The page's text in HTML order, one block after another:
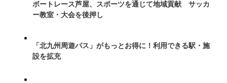
ボートレース芦屋、スポーツを通じて地域貢献 サッカ
ー教室・大会を後押し
「北九州周遊パス」がもっとお得に！利用できる駅・施
設を拡充